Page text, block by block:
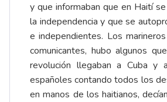
y que informaban que en Haití
la independencia y que se
e independientes. Los
comunicantes, hubo algunos
revolución llegaban a Cuba y
españoles contando todos los
en manos de los haitianos,